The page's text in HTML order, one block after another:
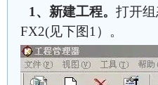
1、新建工程。 打开
FX2(见下图1）。